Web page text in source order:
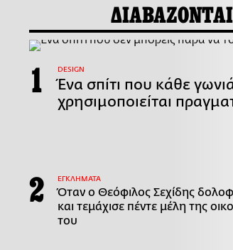
DESIGN
Ένα σπίτι που κάθε
χρησιμοποιείται
ΕΓΚΛΗΜΑΤΑ
Όταν ο Θεόφιλος Σεχίδης
και τεμάχισε πέντε μέλη της
του